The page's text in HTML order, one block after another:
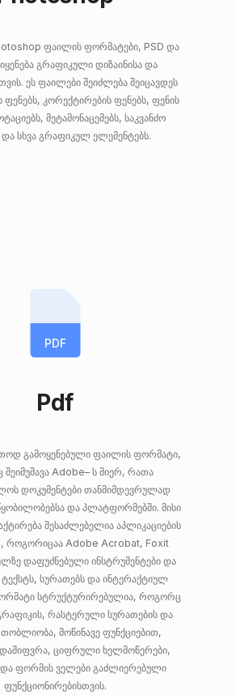
ფაილის ფორმატები, PSD და
გრაფიკული დიზაინისა და
ეს ფაილები შეიძლება შეიცავდეს
ფენებს, კორექტირების ფენებს, ფენის
მეტამონაცემებს, საკვანძო
და სხვა გრაფიკულ ელემენტებს.
PDF
Pdf
გამოყენებული ფაილის ფორმატი,
Adobe– ს მიერ, რათა
დოკუმენტები თანმიმდევრულად
და პლატფორმებში. მისი
შესაძლებელია აპლიკაციების
როგორიცაა Adobe Acrobat, Foxit
დაფუძნებული ინსტრუმენტები და
ტექსტს, სურათებს და ინტერაქტიულ
სტრუქტურირებულია, როგორც
რასტერული სურათების და
მოწინავე ფუნქციებით,
ციფრული ხელმოწერები,
და ფორმის ველები გაძლიერებული
ფუნქციონირებისთვის.